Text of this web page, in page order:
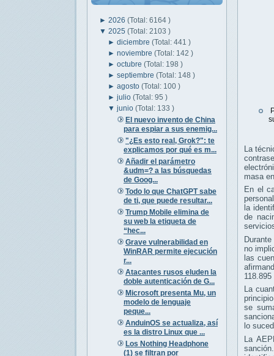
► 2026 (Total: 6164 )
▼ 2025 (Total: 2103 )
►diciembre(Total: 441 )
►noviembre(Total: 142 )
►octubre(Total: 198 )
►septiembre(Total: 148 )
►agosto(Total: 100 )
►julio(Total: 95 )
▼junio(Total: 133 )
El nuevo invento de China
para espiar a sus enemig...
"¿Es esto real, Grok?": te
explicamos por qué es m...
Añadir el parámetro
&udm=? a las búsquedas
de Goog...
Todo lo que ChatGPT sabe
de ti, que puede resultar...
Trump Mobile elimina de
su web la etiqueta de
“hec...
Grave vulnerabilidad en
WinRAR permite ejecución
r...
Atacantes rusos eluden la
doble autenticación de G...
Microsoft presenta Mu, un
modelo de lenguaje
peque...
AnduinOS se actualiza, así
es la distro Linux que ...
Los Nothing Headphone
(1) se filtran por
La
masa
En el
la
de
no
las
La
se
lo
La